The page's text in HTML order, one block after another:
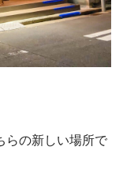
らの新しい場所で